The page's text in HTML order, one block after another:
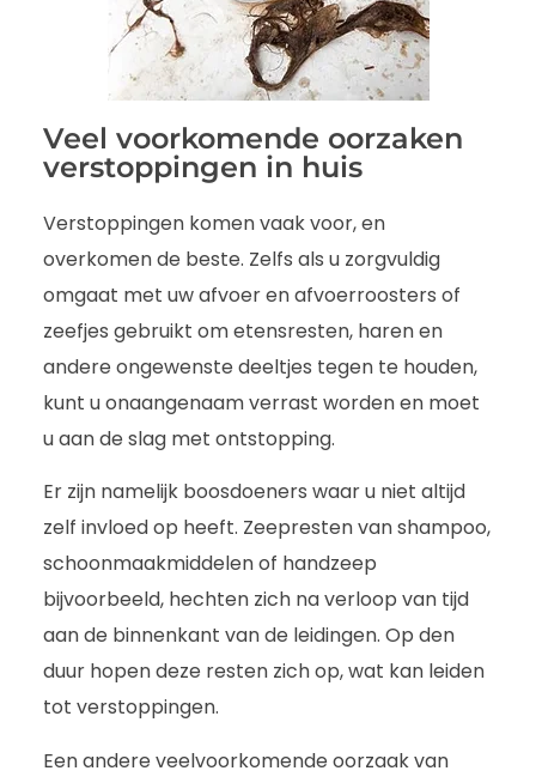
Veel voorkomende oorzaken
verstoppingen in huis
Verstoppingen komen vaak voor, en
overkomen de beste. Zelfs als u zorgvuldig
omgaat met uw afvoer en afvoerroosters of
zeefjes gebruikt om etensresten, haren en
andere ongewenste deeltjes tegen te houden,
kunt u onaangenaam verrast worden en moet
u aan de slag met ontstopping.
Er zijn namelijk boosdoeners waar u niet altijd
zelf invloed op heeft. Zeepresten van shampoo,
schoonmaakmiddelen of handzeep
bijvoorbeeld, hechten zich na verloop van tijd
aan de binnenkant van de leidingen. Op den
duur hopen deze resten zich op, wat kan leiden
tot verstoppingen.
Een andere veelvoorkomende oorzaak van